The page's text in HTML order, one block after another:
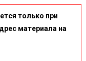
только при
материала на